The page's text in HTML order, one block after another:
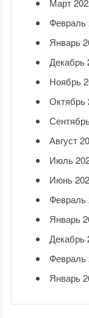
Март
Февраль
Январь
Декабрь
Ноябрь
Октябрь
Август
Июль
Июнь
Февраль
Январь
Декабрь
Февраль
Январь